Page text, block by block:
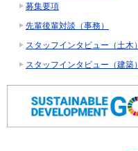
募集要項
先輩後輩対談（事務）
スタッフインタビュー（土木）
スタッフインタビュー（建築）